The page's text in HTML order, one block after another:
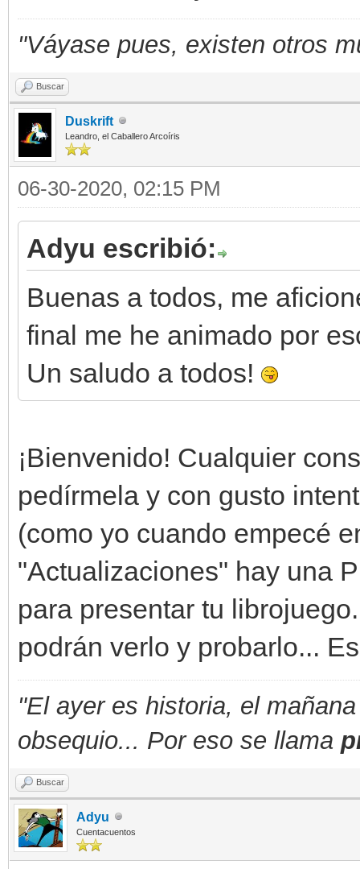
"Váyase pues, existen otros
Buscar
Duskrift
Leandro, el Caballero Arcoíris
06-30-2020, 02:15 PM
Adyu escribió:
Buenas a todos, me
final me he animado por
Un saludo a todos!
¡Bienvenido! Cualquier
pedírmela y con gusto
(como yo cuando empecé
"Actualizaciones" hay una
para presentar tu
podrán verlo y probarlo...
"El ayer es historia, el
obsequio... Por eso se llama
Buscar
Adyu
Cuentacuentos